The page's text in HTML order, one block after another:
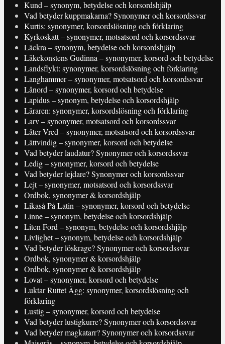
Kund – synonym, betydelse och korsordshjälp
Vad betyder kuppmakarna? Synonymer och korsordssvar
Kurtis: synonymer, korsordslösning och förklaring
Kyrkoskatt – synonymer, motsatsord och korsordssvar
Läckra – synonym, betydelse och korsordshjälp
Läkekonstens Gudinna – synonymer, korsord och betydelse
Landsflykt: synonymer, korsordslösning och förklaring
Langhammer – synonymer, motsatsord och korsordssvar
Lånord – synonymer, korsord och betydelse
Lapidus – synonym, betydelse och korsordshjälp
Läraren: synonymer, korsordslösning och förklaring
Larv – synonymer, motsatsord och korsordssvar
Låter Vred – synonymer, motsatsord och korsordssvar
Lättvindig – synonymer, korsord och betydelse
Vad betyder laudatur? Synonymer och korsordssvar
Ledig – synonymer, korsord och betydelse
Vad betyder lejdare? Synonymer och korsordssvar
Lejt – synonymer, motsatsord och korsordssvar
Ordbok, synonymer & korsordshjälp
Likaså På Latin – synonymer, korsord och betydelse
Linne – synonym, betydelse och korsordshjälp
Liten Ford – synonym, betydelse och korsordshjälp
Livlighet – synonym, betydelse och korsordshjälp
Vad betyder löskrage? Synonymer och korsordssvar
Ordbok, synonymer & korsordshjälp
Ordbok, synonymer & korsordshjälp
Lovat – synonymer, korsord och betydelse
Luktar Ruttet Ägg: synonymer, korsordslösning och
förklaring
Lustig – synonymer, korsord och betydelse
Vad betyder lustigkurre? Synonymer och korsordssvar
Vad betyder magkatarr? Synonymer och korsordssvar